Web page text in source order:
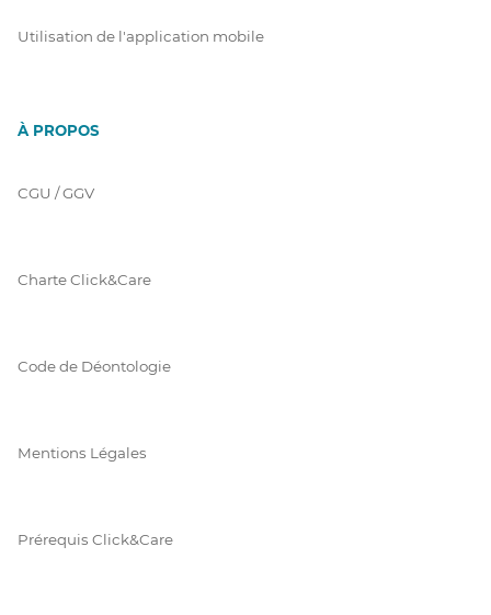
Utilisation de l'application mobile
À PROPOS
CGU / GGV
Charte Click&Care
Code de Déontologie
Mentions Légales
Prérequis Click&Care